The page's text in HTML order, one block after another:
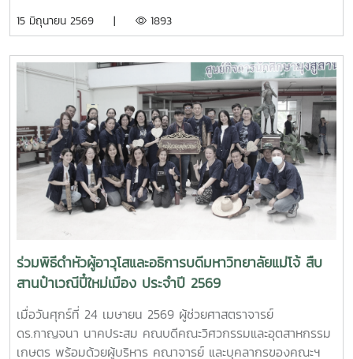
วิทยาศาสตร์การอาหาร หลักสูตรระดับบัณฑิตศึกษา และคณะ
ศาสตราจารย์สาขาวิชาวิศวกรรมเครื่องกล และผู้ช่วยอธิการบดี
ด้านการพัฒนานักวิจัยรุ่นใหม่ จาก Mie University ประเทศ
ญี่ปุ่น ในโอกาสเดินทางมาเยี่ยมชมคณะฯ และหารือแนวทางความ
ร่วมมือทางวิชาการ ณ คณะวิศวกรรมและอุตสาหกรรมเกษตร
มหาวิทยาลัยแม่โจ้ในการนี้ ได้มีการนำเสนอวีดิทัศน์แนะนำ
มหาวิทยาลัยและคณะฯ พร้อมแลกเปลี่ยนแนวทางการสร้างความ
ร่วมมือด้านวิชาการ การวิจัย และการแลกเปลี่ยนนักศึกษาในระดับ
ปริญญาตรีและบัณฑิตศึกษา ระหว่างสองสถาบันProfessor
Ken’ichi Yano ได้นำเสนอผลงานวิจัยในหัวข้อ “Medical,
Welfare, and Care-support Robotics” และ “Automation
Engineering, Welfare Robots and Nursing Care
Systems” ซึ่งเกี่ยวข้องกับเทคโนโลยีหุ่นยนต์เพื่อการแพทย์ การ
ดูแลผู้สูงอายุ และระบบสนับสนุนงานด้านสวัสดิการและการ
พยาบาล รวมถึงการออกแบบและพัฒนาหุ่นยนต์สำหรับภารกิจ
เฉพาะ เช่น การเกษตร การช่วยเหลือผู้ประสบภัยและงานเสี่ยง
อันตรายอื่นๆนอกจากนี้ ผู้แทนจากหลักสูตรวิศวกรรมเกษตร
15 มิถุนายน 2569 | 1893
ร่วมพิธีดำหัวผู้อาวุโสและอธิการบดีมหาวิทยาลัยแม่โจ้ สืบ
สานป๋าเวณีปี๋ใหม่เมือง ประจำปี 2569
เมื่อวันศุกร์ที่ 24 เมษายน 2569 ผู้ช่วยศาสตราจารย์
ดร.กาญจนา นาคประสม คณบดีคณะวิศวกรรมและอุตสาหกรรม
เกษตร พร้อมด้วยผู้บริหาร คณาจารย์ และบุคลากรของคณะฯ